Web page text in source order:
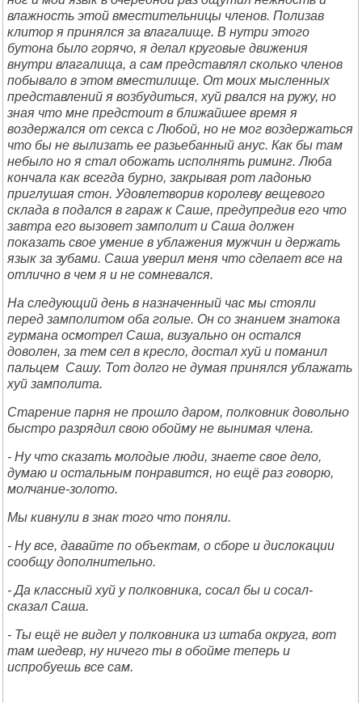
влажность этой вместительницы членов. Полизав
клитор я принялся за влагалище. В нутри этого
бутона было горячо, я делал круговые движения
внутри влагалища, а сам представлял сколько членов
побывало в этом вместилище. От моих мысленных
представлений я возбудиться, хуй рвался на ружу, но
зная что мне предстоит в ближайшее время я
воздержался от секса с Любой, но не мог воздержаться
что бы не вылизать ее разьебанный анус. Как бы там
небыло но я стал обожать исполнять риминг. Люба
кончала как всегда бурно, закрывая рот ладонью
приглушая стон. Удовлетворив королеву вещевого
склада в подался в гараж к Саше, предупредив его что
завтра его вызовет замполит и Саша должен
показать свое умение в ублажения мужчин и держать
язык за зубами. Саша уверил меня что сделает все на
отлично в чем я и не сомневался.
На следующий день в назначенный час мы стояли
перед замполитом оба голые. Он со знанием знатока
гурмана осмотрел Саша, визуально он остался
доволен, за тем сел в кресло, достал хуй и поманил
пальцем Сашу. Тот долго не думая принялся ублажать
хуй замполита.
Старение парня не прошло даром, полковник довольно
быстро разрядил свою обойму не вынимая члена.
- Ну что сказать молодые люди, знаете свое дело,
думаю и остальным понравится, но ещё раз говорю,
молчание-золото.
Мы кивнули в знак того что поняли.
- Ну все, давайте по объектам, о сборе и дислокации
сообщу дополнительно.
- Да классный хуй у полковника, сосал бы и сосал-
сказал Саша.
- Ты ещё не видел у полковника из штаба округа, вот
там шедевр, ну ничего ты в обойме теперь и
испробуешь все сам.